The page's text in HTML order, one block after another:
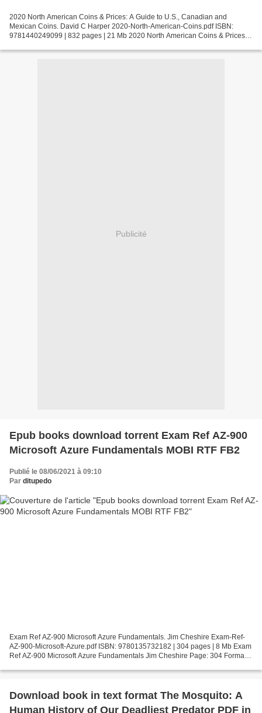
2020 North American Coins & Prices: A Guide to U.S., Canadian and
Mexican Coins. David C Harper 2020-North-American-Coins.pdf ISBN:
9781440249099 | 832 pages | 21 Mb 2020 North American Coins & Prices:
Publicité
Epub books download torrent Exam Ref AZ-900
Microsoft Azure Fundamentals MOBI RTF FB2
Publié le 08/06/2021 à 09:10
Par ditupedo
Exam Ref AZ-900 Microsoft Azure Fundamentals. Jim Cheshire Exam-Ref-
AZ-900-Microsoft-Azure.pdf ISBN: 9780135732182 | 304 pages | 8 Mb Exam
Ref AZ-900 Microsoft Azure Fundamentals Jim Cheshire Page: 304 Format:
Download book in text format The Mosquito: A
Human History of Our Deadliest Predator PDF in